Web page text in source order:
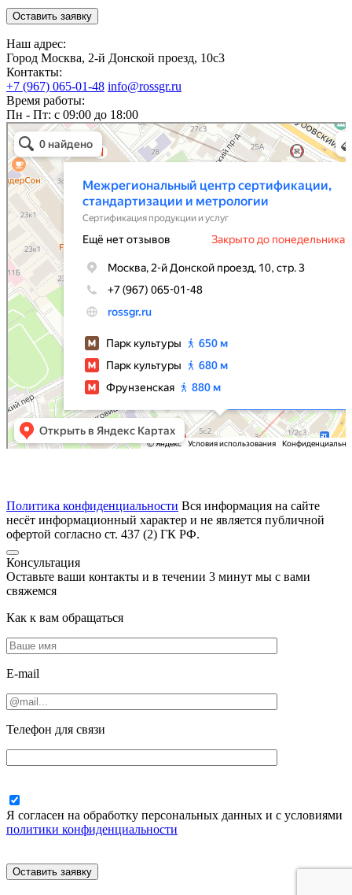
Наш адрес:
Город Москва, 2-й Донской проезд, 10с3
Контакты:
+7 (967) 065-01-48 info@rossgr.ru
Время работы:
Пн - Пт: с 09:00 до 18:00
Межрегиональный центр сертификации, стандартизации и метрологии
Сертификация продукции и услуг в Москве
Политика конфиденциальности Вся информация на сайте
несёт информационный характер и не является публичной
офертой согласно ст. 437 (2) ГК РФ.
Консультация
Оставьте ваши контакты и в течении 3 минут мы с вами
свяжемся
Как к вам обращаться
E-mail
Телефон для связи
Я согласен на обработку персональных данных и с условиями
политики конфиденциальности